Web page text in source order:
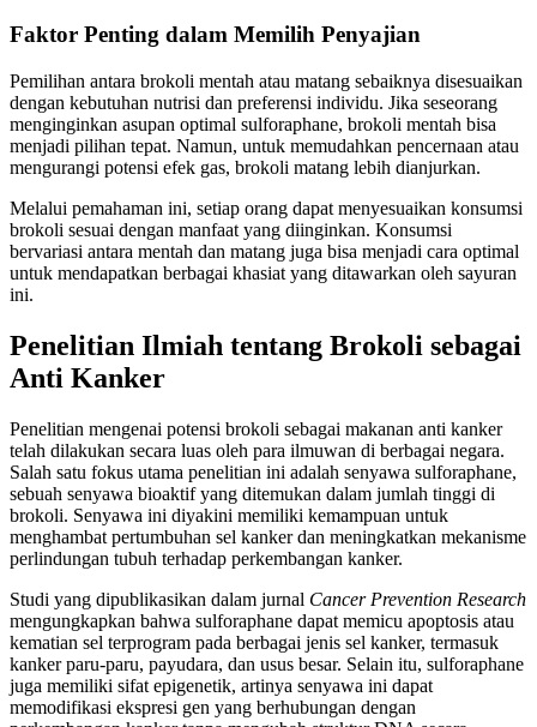
Faktor Penting dalam Memilih Penyajian
Pemilihan antara brokoli mentah atau matang sebaiknya disesuaikan
dengan kebutuhan nutrisi dan preferensi individu. Jika seseorang
menginginkan asupan optimal sulforaphane, brokoli mentah bisa
menjadi pilihan tepat. Namun, untuk memudahkan pencernaan atau
mengurangi potensi efek gas, brokoli matang lebih dianjurkan.
Melalui pemahaman ini, setiap orang dapat menyesuaikan konsumsi
brokoli sesuai dengan manfaat yang diinginkan. Konsumsi
bervariasi antara mentah dan matang juga bisa menjadi cara optimal
untuk mendapatkan berbagai khasiat yang ditawarkan oleh sayuran
ini.
Penelitian Ilmiah tentang Brokoli sebagai
Anti Kanker
Penelitian mengenai potensi brokoli sebagai makanan anti kanker
telah dilakukan secara luas oleh para ilmuwan di berbagai negara.
Salah satu fokus utama penelitian ini adalah senyawa sulforaphane,
sebuah senyawa bioaktif yang ditemukan dalam jumlah tinggi di
brokoli. Senyawa ini diyakini memiliki kemampuan untuk
menghambat pertumbuhan sel kanker dan meningkatkan mekanisme
perlindungan tubuh terhadap perkembangan kanker.
Studi yang dipublikasikan dalam jurnal Cancer Prevention Research
mengungkapkan bahwa sulforaphane dapat memicu apoptosis atau
kematian sel terprogram pada berbagai jenis sel kanker, termasuk
kanker paru-paru, payudara, dan usus besar. Selain itu, sulforaphane
juga memiliki sifat epigenetik, artinya senyawa ini dapat
memodifikasi ekspresi gen yang berhubungan dengan